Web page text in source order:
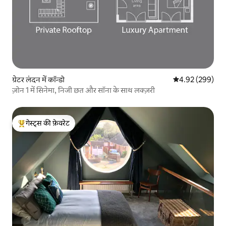
ग्रेटर लंदन में कॉन्डो औसत रेटिंग 5 में से
4.92 (299)
ज़ोन 1 में सिनेमा, निजी छत और सॉना के साथ लक्ज़री
गेस्ट्स का टॉप फ़ेवरेट
गेस्ट्स की फ़ेवरेट